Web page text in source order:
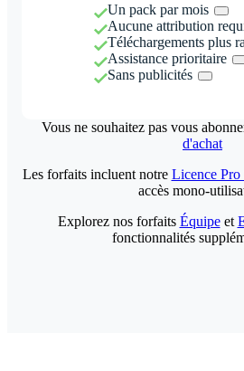
Un pack par mois
Aucune attribution
Téléchargements plus
Assistance prioritaire
Sans publicités
Vous ne souhaitez pas vous
d'achat
Les forfaits incluent notre Licence Pro
accès mono-
Explorez nos forfaits Équipeet
fonctionnalités